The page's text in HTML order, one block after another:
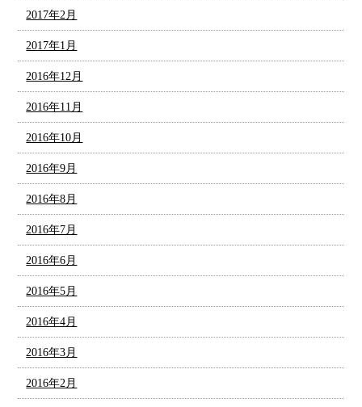
2017年2月
2017年1月
2016年12月
2016年11月
2016年10月
2016年9月
2016年8月
2016年7月
2016年6月
2016年5月
2016年4月
2016年3月
2016年2月